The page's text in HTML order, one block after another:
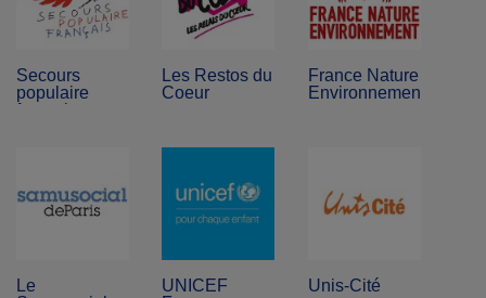
Secours
populaire
français
Les Restos du
Coeur
France Nature
Environnement
Le
UNICEF
Unis-Cité